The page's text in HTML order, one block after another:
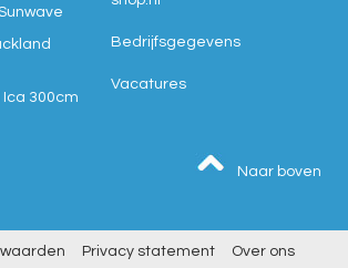
Ica 300cm
Bedrijfsgegevens
Vacatures
Naar boven
Privacy statement Over ons